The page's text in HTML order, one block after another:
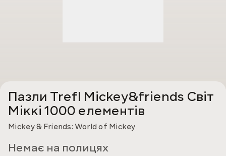
Пазли Trefl Mickey&friends Світ
Міккі 1000 елементів
Mickey & Friends: World of Mickey
Немає на полицях